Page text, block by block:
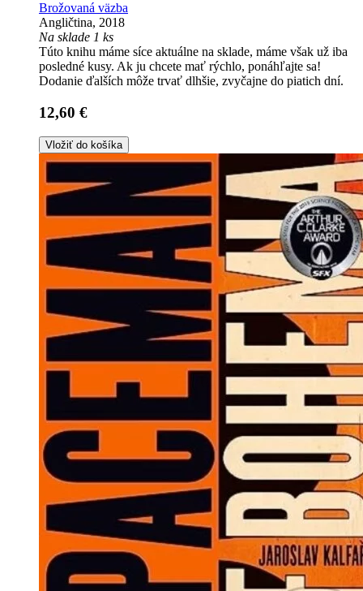
Brožovaná väzba
Angličtina, 2018
Na sklade 1 ks
Túto knihu máme síce aktuálne na sklade, máme však už iba
posledné kusy. Ak ju chcete mať rýchlo, ponáhľajte sa!
Dodanie ďalších môže trvať dlhšie, zvyčajne do piatich dní.
12,60 €
Vložiť do košíka